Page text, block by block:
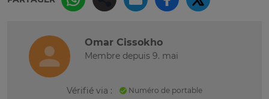
Omar Cissokho
Membre depuis 9. mai
Vérifié via : Numéro de portable